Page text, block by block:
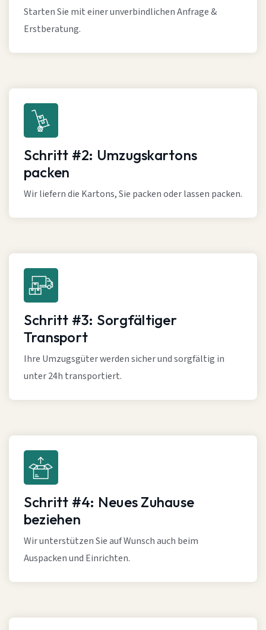
Starten Sie mit einer unverbindlichen Anfrage &
Erstberatung.
Schritt #2: Umzugskartons
packen
Wir liefern die Kartons, Sie packen oder lassen packen.
Schritt #3: Sorgfältiger
Transport
Ihre Umzugsgüter werden sicher und sorgfältig in
unter 24h transportiert.
Schritt #4: Neues Zuhause
beziehen
Wir unterstützen Sie auf Wunsch auch beim
Auspacken und Einrichten.